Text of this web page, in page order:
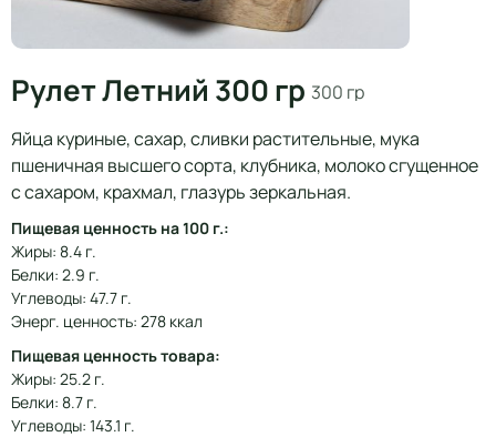
Рулет Летний 300 гр 300 гр
Яйца куриные, сахар, сливки растительные, мука
пшеничная высшего сорта, клубника, молоко сгущенное
с сахаром, крахмал, глазурь зеркальная.
Пищевая ценность на 100 г.:
Жиры: 8.4 г.
Белки: 2.9 г.
Углеводы: 47.7 г.
Энерг. ценность: 278 ккал
Пищевая ценность товара:
Жиры: 25.2 г.
Белки: 8.7 г.
Углеводы: 143.1 г.